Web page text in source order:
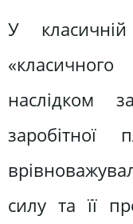
У
наслідком
силу та її